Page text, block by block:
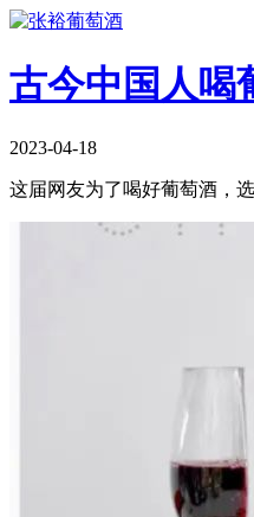
古今中国人喝
2023-04-18
这届网友为了喝好葡萄酒，